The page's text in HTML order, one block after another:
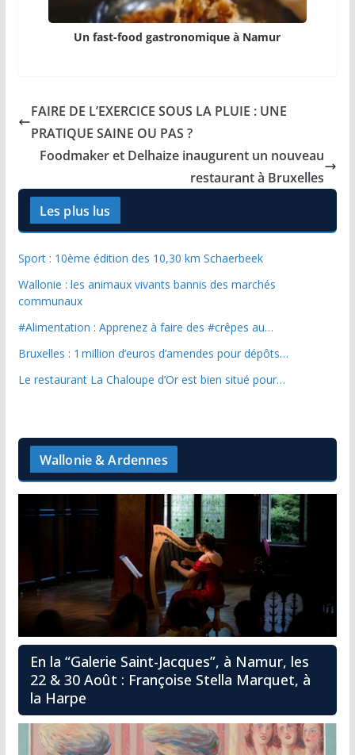
Un fast-food gastronomique à Namur
FAIRE DE L’EXERCICE SOUS LA PLUIE : UNE
PRATIQUE SAINE OU PAS ?
Foodmaker et Delhaize inaugurent un nouveau
restaurant à Bruxelles
Les plus lus
Sport : 10ème édition des 10,30 km Schaerbeek
Wallonie : les animaux vivants bannis des marchés
communaux
#Alimentation : Apprenez à faire des #crêpes au…
Bruxelles : 1 million d’euros d’amendes pour dépôts…
Le restaurant La Chaloupe d’Or est bien situé pour…
Wallonie & Ardennes
En la “Galerie Saint-Jacques”, à Namur, les
22 & 30 Août : Françoise Stella Marquet, à
la Harpe